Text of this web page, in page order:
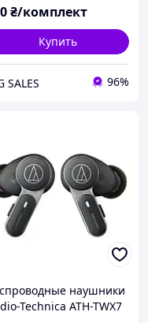
₴/комплект
Купить
SALES 96%
наушники
Technica ATH-TWX7